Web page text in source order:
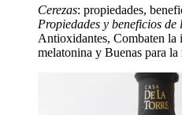
Cerezas: propiedades,
Propiedades y beneficios de
Antioxidantes, Combaten la
melatonina y Buenas para la